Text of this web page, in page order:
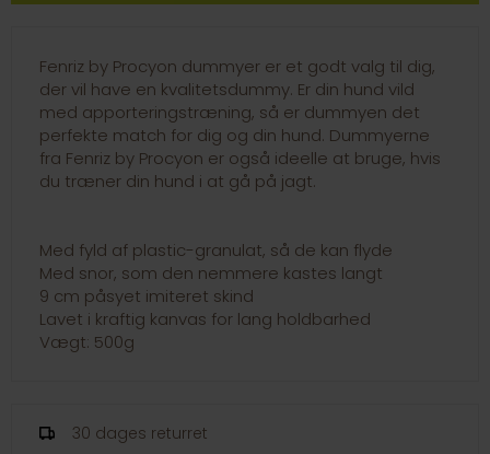
Fenriz by Procyon dummyer er et godt valg til dig,
der vil have en kvalitetsdummy. Er din hund vild
med apporteringstræning, så er dummyen det
perfekte match for dig og din hund. Dummyerne
fra Fenriz by Procyon er også ideelle at bruge, hvis
du træner din hund i at gå på jagt.
Med fyld af plastic-granulat, så de kan flyde
Med snor, som den nemmere kastes langt
9 cm påsyet imiteret skind
Lavet i kraftig kanvas for lang holdbarhed
Vægt: 500g
30 dages returret